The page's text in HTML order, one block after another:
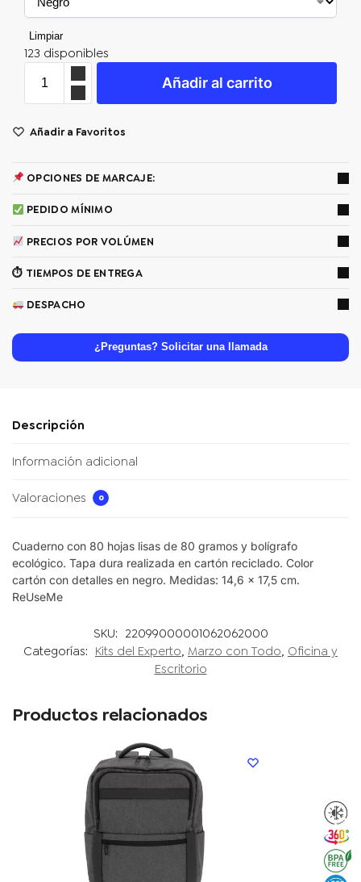
Limpiar
123 disponibles
Añadir al carrito
Añadir a Favoritos
OPCIONES DE MARCAJE:
PEDIDO MÍNIMO
PRECIOS POR VOLÚMEN
⏱ TIEMPOS DE ENTREGA
DESPACHO
¿Preguntas? Solicitar una llamada
Descripción
Información adicional
Valoraciones 0
Cuaderno con 80 hojas lisas de 80 gramos y bolígrafo
ecológico. Tapa dura realizada en cartón reciclado. Color
cartón con detalles en negro. Medidas: 14,6 x 17,5 cm.
ReUseMe
SKU: 22099000001062062000
Categorías: Kits del Experto, Marzo con Todo, Oficina y
Escritorio
Productos relacionados